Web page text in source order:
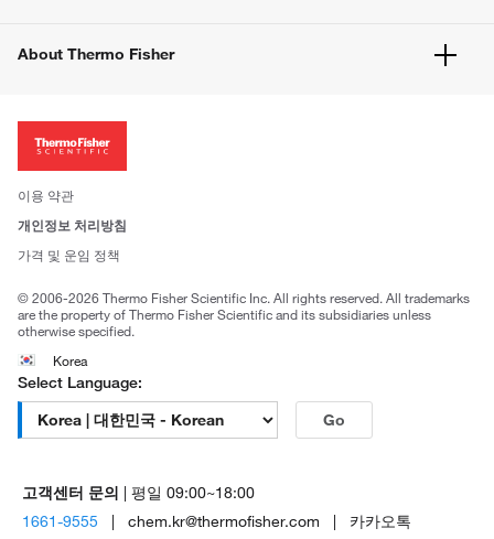
웹사이트 개선사항
About Thermo Fisher
투자자
사회적 책임
브랜드
이용 약관
개인정보 처리방침
가격 및 운임 정책
© 2006-2026 Thermo Fisher Scientific Inc. All rights reserved. All trademarks
are the property of Thermo Fisher Scientific and its subsidiaries unless
otherwise specified.
Korea
Select Language:
Go
고객센터 문의
| 평일 09:00~18:00
1661-9555 | chem.kr@thermofisher.com | 카카오톡